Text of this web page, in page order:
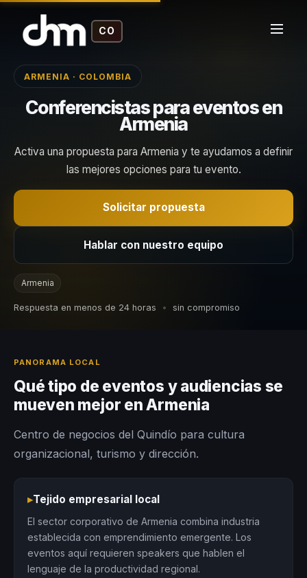
CO
ARMENIA · COLOMBIA
Conferencistas para eventos en
Armenia
Activa una propuesta para Armenia y te ayudamos a definir
las mejores opciones para tu evento.
Solicitar propuesta
Hablar con nuestro equipo
Armenia
Respuesta en menos de 24 horas • sin compromiso
PANORAMA LOCAL
Qué tipo de eventos y audiencias se
mueven mejor en Armenia
Centro de negocios del Quindío para cultura
organizacional, turismo y dirección.
▸Tejido empresarial local
El sector corporativo de Armenia combina industria
establecida con emprendimiento emergente. Los
eventos aquí requieren speakers que hablen el
lenguaje de la productividad regional.